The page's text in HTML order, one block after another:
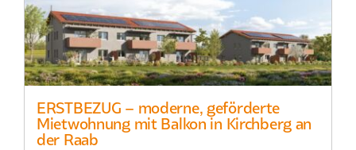
ERSTBEZUG – moderne, geförderte
Mietwohnung mit Balkon in Kirchberg an
der Raab